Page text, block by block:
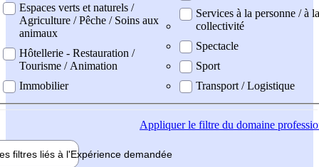
Espaces verts et naturels /
Agriculture / Pêche / Soins aux
animaux
Hôtellerie - Restauration /
Tourisme / Animation
Immobilier
Services à la personne / à la
collectivité
Spectacle
Sport
Transport / Logistique
Appliquerle filtre du domaine
filtres liés à l'Expérience demandée